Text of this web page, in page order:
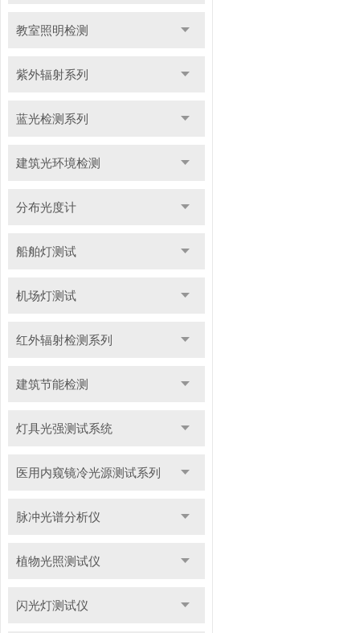
教室照明检测
紫外辐射系列
蓝光检测系列
建筑光环境检测
分布光度计
船舶灯测试
机场灯测试
红外辐射检测系列
建筑节能检测
灯具光强测试系统
医用内窥镜冷光源测试系列
脉冲光谱分析仪
植物光照测试仪
闪光灯测试仪